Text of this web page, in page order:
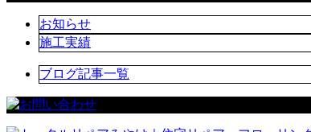
お知らせ
施工実績
ブログ記事一覧